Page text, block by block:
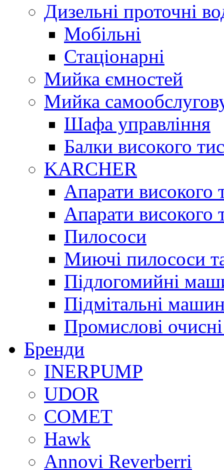
Дизельні проточні
Мобільні
Стаціонарні
Мийка ємностей
Мийка
Шафа управління
Балки високого
KARCHER
Апарати високого
Апарати високого
Пилососи
Миючі пилососи
Підлогомийні
Підмітальні
Промислові
Бренди
INERPUMP
UDOR
COMET
Hawk
Annovi Reverberri